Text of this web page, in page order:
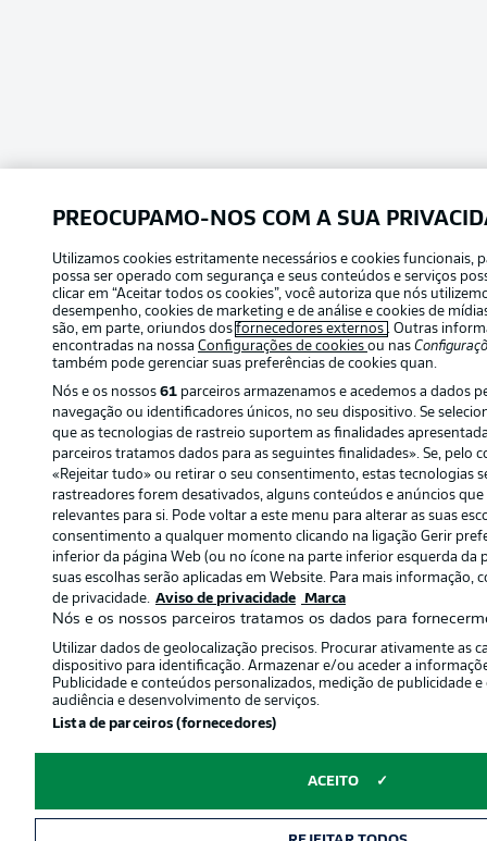
PREOCUPAMO-NOS COM A SUA
Utilizamos cookies estritamente necessários e cookies funcionais,
possa ser operado com segurança e seus conteúdos e serviços
clicar em “Aceitar todos os cookies”, você autoriza que nós
desempenho, cookies de marketing e de análise e cookies de
são, em parte, oriundos dos fornecedores externos . Outras
encontradas na nossa Configurações de cookies ou nas
também pode gerenciar suas preferências de cookies quan.
Nós e os nossos 61 parceiros armazenamos e acedemos a dados
navegação ou identificadores únicos, no seu dispositivo. Se
que as tecnologias de rastreio suportem as finalidades
parceiros tratamos dados para as seguintes finalidades». Se, pelo
«Rejeitar tudo» ou retirar o seu consentimento, estas tecnologias
rastreadores forem desativados, alguns conteúdos e anúncios
relevantes para si. Pode voltar a este menu para alterar as suas
consentimento a qualquer momento clicando na ligação Gerir
inferior da página Web (ou no ícone na parte inferior esquerda da
suas escolhas serão aplicadas em Website. Para mais informação,
de privacidade. Aviso de privacidade Marca
Nós e os nossos parceiros tratamos os dados para
Utilizar dados de geolocalização precisos. Procurar ativamente as
dispositivo para identificação. Armazenar e/ou aceder a
Publicidade e conteúdos personalizados, medição de publicidade
audiência e desenvolvimento de serviços.
Lista de parceiros (fornecedores)
ACEITO